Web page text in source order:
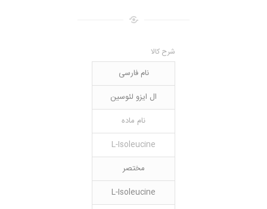
شرح کالا
نام فارسی
ال ایزو لئوسین
نام ماده
L-Isoleucine
مختصر
L-Isoleucine